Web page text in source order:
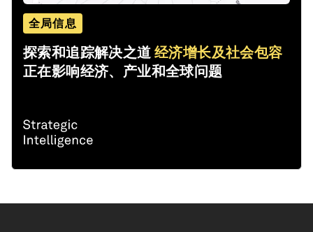
全局信息
探索和追踪解决之道经济增长及社会包容
正在影响经济、产业和全球问题